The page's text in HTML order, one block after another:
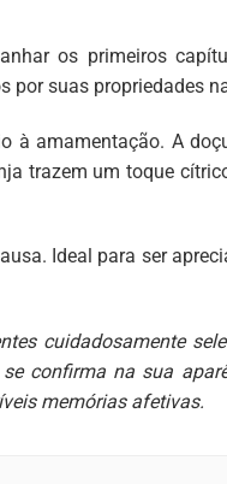
os primeiros
suas propriedades
à amamentação. A
trazem um toque
Ideal para ser
cuidadosamente
confirma na sua
memórias afetivas.